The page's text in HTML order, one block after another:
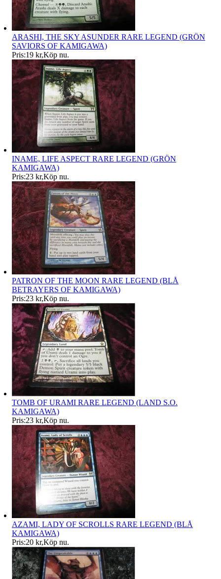
ARASHI, THE SKY ASUNDER RARE LEGEND (GRÖN
SAVIORS OF KAMIGAWA)
Pris:19 kr,Köp nu.
INAME, LIFE ASPECT RARE LEGEND (GRÖN
KAMIGAWA)
Pris:23 kr,Köp nu.
PATRON OF THE MOON RARE LEGEND (BLÅ
BETRAYERS OF KAMIGAWA)
Pris:23 kr,Köp nu.
TOMB OF URAMI RARE LEGEND (LAND S.O.
KAMIGAWA)
Pris:23 kr,Köp nu.
AZAMI, LADY OF SCROLLS RARE LEGEND (BLÅ
KAMIGAWA)
Pris:20 kr,Köp nu.